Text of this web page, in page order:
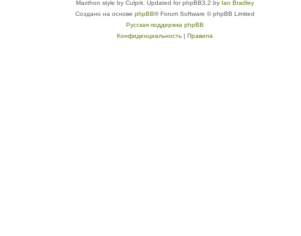
Maxthon style by Culprit. Updated for phpBB3.2 by Ian Bradley
Создано на основе phpBB® Forum Software © phpBB Limited
Русская поддержка phpBB
Конфиденциальность| Правила